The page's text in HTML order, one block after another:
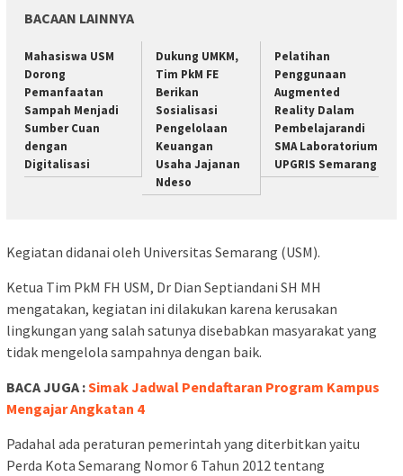
BACAAN LAINNYA
Mahasiswa USM
Dorong
Pemanfaatan
Sampah Menjadi
Sumber Cuan
dengan
Digitalisasi
Dukung UMKM,
Tim PkM FE
Berikan
Sosialisasi
Pengelolaan
Keuangan
Usaha Jajanan
Ndeso
Pelatihan
Penggunaan
Augmented
Reality Dalam
Pembelajarandi
SMA Laboratorium
UPGRIS Semarang
Kegiatan didanai oleh Universitas Semarang (USM).
Ketua Tim PkM FH USM, Dr Dian Septiandani SH MH
mengatakan, kegiatan ini dilakukan karena kerusakan
lingkungan yang salah satunya disebabkan masyarakat yang
tidak mengelola sampahnya dengan baik.
BACA JUGA :Simak Jadwal Pendaftaran Program Kampus
Mengajar Angkatan 4
Padahal ada peraturan pemerintah yang diterbitkan yaitu
Perda Kota Semarang Nomor 6 Tahun 2012 tentang